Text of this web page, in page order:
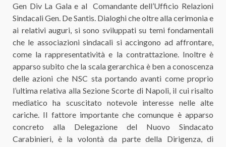
Gen Div La Gala e al Comandante dell’Ufficio Relazioni
Sindacali Gen. De Santis. Dialoghi che oltre alla cerimonia e
ai relativi auguri, si sono sviluppati su temi fondamentali
che le associazioni sindacali si accingono ad affrontare,
come la rappresentatività e la contrattazione. Inoltre è
apparso subito che la scala gerarchica è ben a conoscenza
delle azioni che NSC sta portando avanti come proprio
l’ultima relativa alla Sezione Scorte di Napoli, il cui risalto
mediatico ha scuscitato notevole interesse nelle alte
cariche. Il fattore importante che comunque è apparso
concreto alla Delegazione del Nuovo Sindacato
Carabinieri, è la volontà da parte della Dirigenza, di